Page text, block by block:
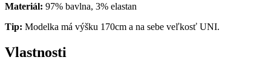
Materiál: 97% bavlna, 3% elastan
Tip: Modelka má výšku 170cm a na sebe veľkosť UNI.
Vlastnosti